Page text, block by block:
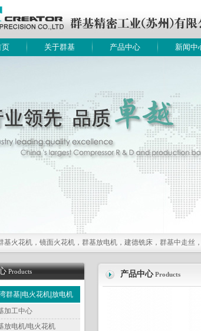
页 关于群基 产品中心 新闻中
基火花机，镜面火花机，群基放电机，建德铣床，群基中走丝
Products
群基|电火花机|放电机
加工中心
放电机/电火花机
产品中心 Products